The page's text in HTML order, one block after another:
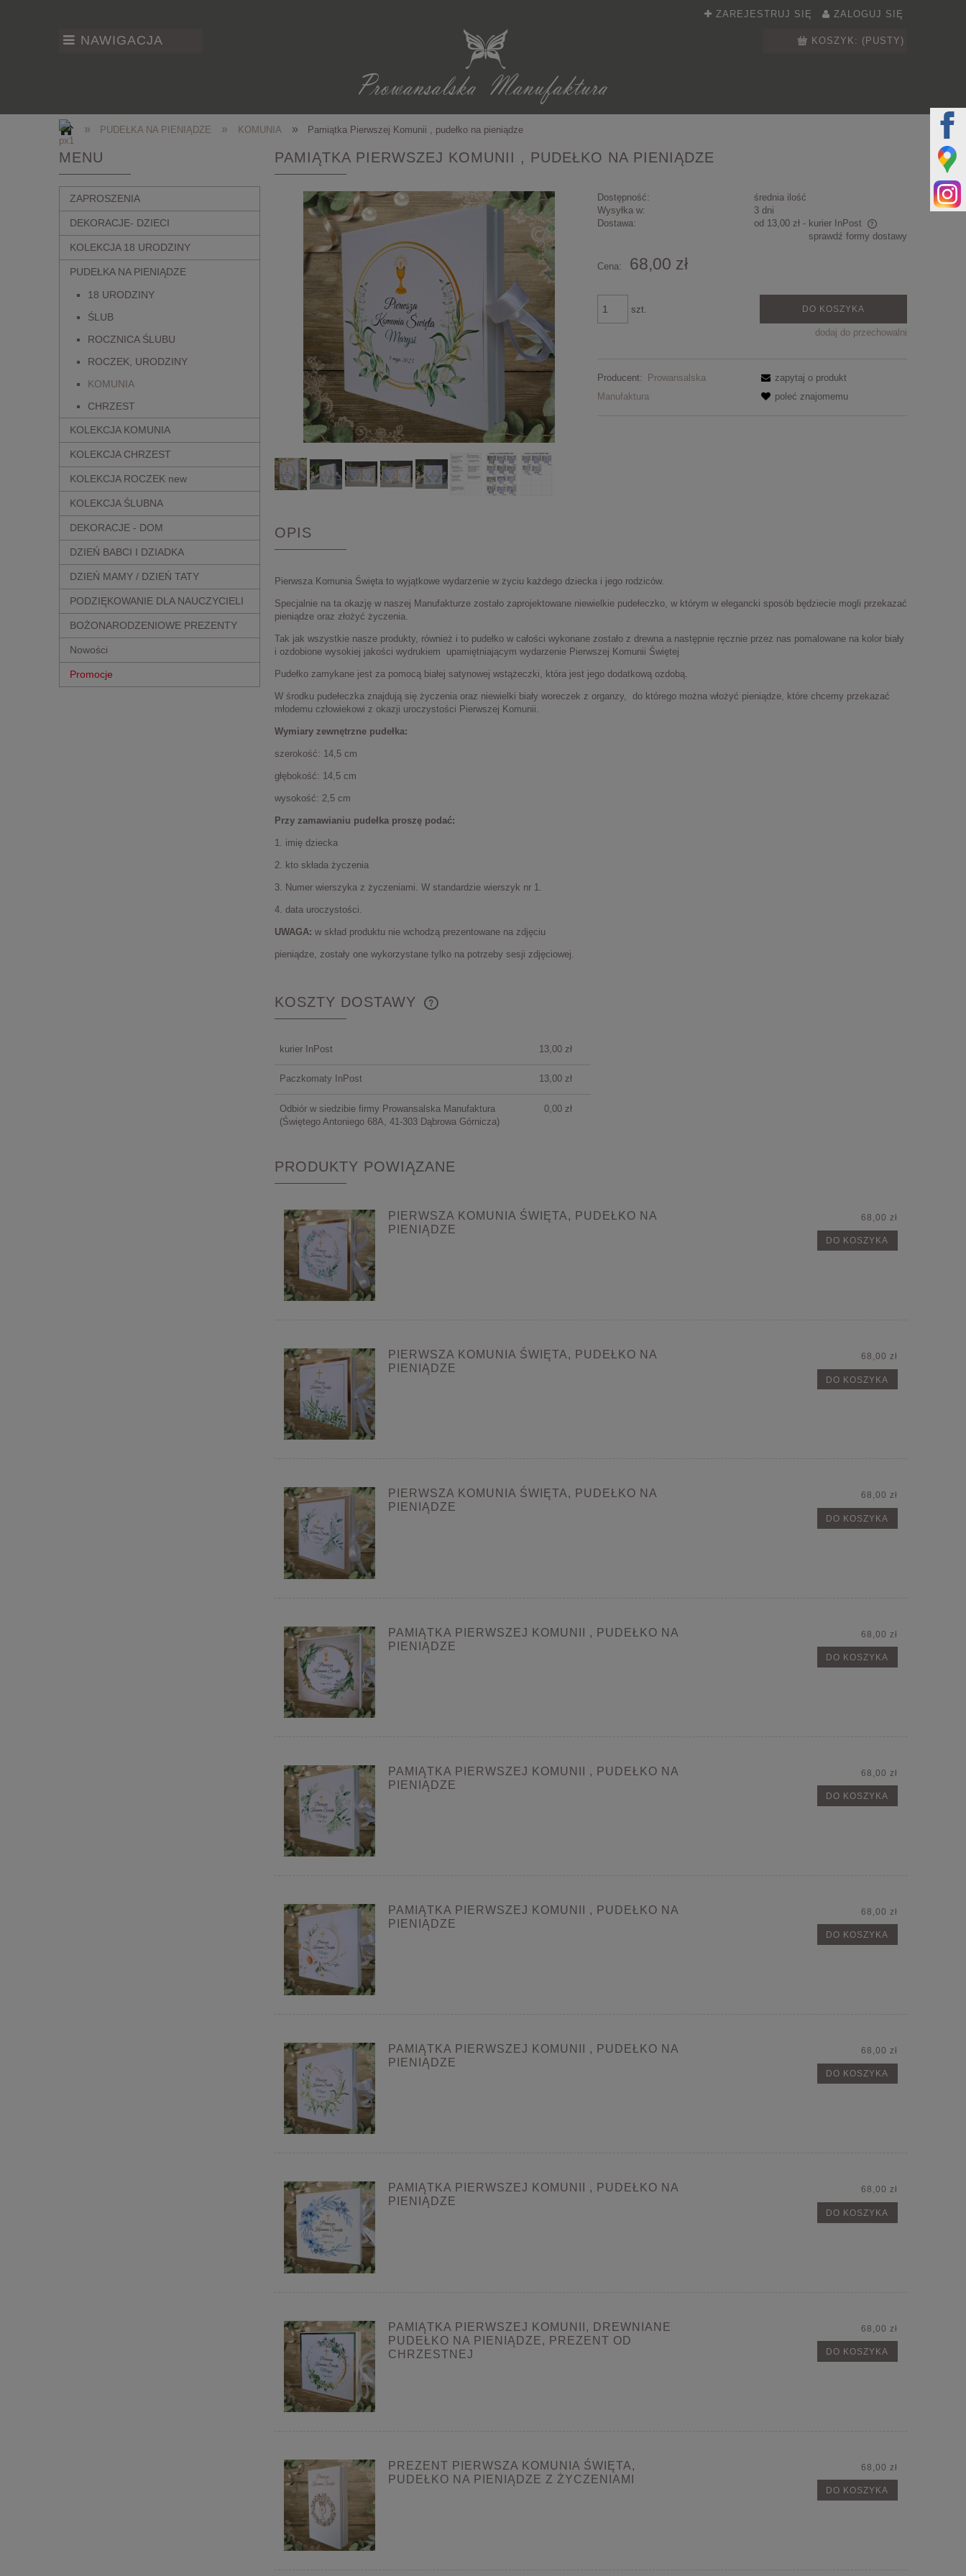
ZAREJESTRUJ SIĘ ZALOGUJ SIĘ
NAWIGACJA KOSZYK: (PUSTY)
» PUDEŁKA NA PIENIĄDZE » KOMUNIA » Pamiątka Pierwszej Komunii , pudełko na pieniądze
MENU
ZAPROSZENIA
DEKORACJE- DZIECI
KOLEKCJA 18 URODZINY
PUDEŁKA NA PIENIĄDZE
18 URODZINY
ŚLUB
ROCZNICA ŚLUBU
ROCZEK, URODZINY
KOMUNIA
CHRZEST
KOLEKCJA KOMUNIA
KOLEKCJA CHRZEST
KOLEKCJA ROCZEK new
KOLEKCJA ŚLUBNA
DEKORACJE - DOM
DZIEŃ BABCI I DZIADKA
DZIEŃ MAMY / DZIEŃ TATY
PODZIĘKOWANIE DLA NAUCZYCIELI
BOŻONARODZENIOWE PREZENTY
Nowości
Promocje
PAMIĄTKA PIERWSZEJ KOMUNII , PUDEŁKO NA PIENIĄDZE
Dostępność:
średnia ilość
Wysyłka w:
3 dni
Dostawa:
od 13,00 zł - kurier InPost
Cena nie zawiera ewentualnych kosztów
płatności
sprawdź formy dostawy
Cena: 68,00 zł
szt. DO KOSZYKA
dodaj do przechowalni
Producent:
Prowansalska
Manufaktura
zapytaj o produkt
poleć znajomemu
OPIS
Pierwsza Komunia Święta to wyjątkowe wydarzenie w życiu każdego dziecka i jego rodziców.
Specjalnie na ta okazję w naszej Manufakturze zostało zaprojektowane niewielkie pudełeczko, w którym w elegancki sposób będziecie mogli przekazać
pieniądze oraz złożyć życzenia.
Tak jak wszystkie nasze produkty, również i to pudełko w całości wykonane zostało z drewna a następnie ręcznie przez nas pomalowane na kolor biały
i ozdobione wysokiej jakości wydrukiem upamiętniającym wydarzenie Pierwszej Komunii Świętej
Pudełko zamykane jest za pomocą białej satynowej wstążeczki, która jest jego dodatkową ozdobą.
W środku pudełeczka znajdują się życzenia oraz niewielki biały woreczek z organzy, do którego można włożyć pieniądze, które chcemy przekazać
młodemu człowiekowi z okazji uroczystości Pierwszej Komunii.
Wymiary zewnętrzne pudełka:
szerokość: 14,5 cm
głębokość: 14,5 cm
wysokość: 2,5 cm
Przy zamawianiu pudełka proszę podać:
1. imię dziecka
2. kto składa życzenia
3. Numer wierszyka z życzeniami. W standardzie wierszyk nr 1.
4. data uroczystości.
UWAGA: w skład produktu nie wchodzą prezentowane na zdjęciu
pieniądze, zostały one wykorzystane tylko na potrzeby sesji zdjęciowej.
KOSZTY DOSTAWY
EWENTUALNYCH KOSZTÓW
kurier InPost 13,00 zł
Paczkomaty InPost 13,00 zł
Odbiór w siedzibie firmy Prowansalska Manufaktura
(Świętego Antoniego 68A, 41-303 Dąbrowa Górnicza)
0,00 zł
PRODUKTY POWIĄZANE
PIERWSZA KOMUNIA ŚWIĘTA, PUDEŁKO NA
PIENIĄDZE
68,00 zł
DO KOSZYKA
PIERWSZA KOMUNIA ŚWIĘTA, PUDEŁKO NA
PIENIĄDZE
68,00 zł
DO KOSZYKA
PIERWSZA KOMUNIA ŚWIĘTA, PUDEŁKO NA
PIENIĄDZE
68,00 zł
DO KOSZYKA
PAMIĄTKA PIERWSZEJ KOMUNII , PUDEŁKO NA
PIENIĄDZE
68,00 zł
DO KOSZYKA
PAMIĄTKA PIERWSZEJ KOMUNII , PUDEŁKO NA
PIENIĄDZE
68,00 zł
DO KOSZYKA
PAMIĄTKA PIERWSZEJ KOMUNII , PUDEŁKO NA
PIENIĄDZE
68,00 zł
DO KOSZYKA
PAMIĄTKA PIERWSZEJ KOMUNII , PUDEŁKO NA
PIENIĄDZE
68,00 zł
DO KOSZYKA
PAMIĄTKA PIERWSZEJ KOMUNII , PUDEŁKO NA
PIENIĄDZE
68,00 zł
DO KOSZYKA
PAMIĄTKA PIERWSZEJ KOMUNII, DREWNIANE
PUDEŁKO NA PIENIĄDZE, PREZENT OD
CHRZESTNEJ
68,00 zł
DO KOSZYKA
PREZENT PIERWSZA KOMUNIA ŚWIĘTA,
PUDEŁKO NA PIENIĄDZE Z ŻYCZENIAMI
68,00 zł
DO KOSZYKA